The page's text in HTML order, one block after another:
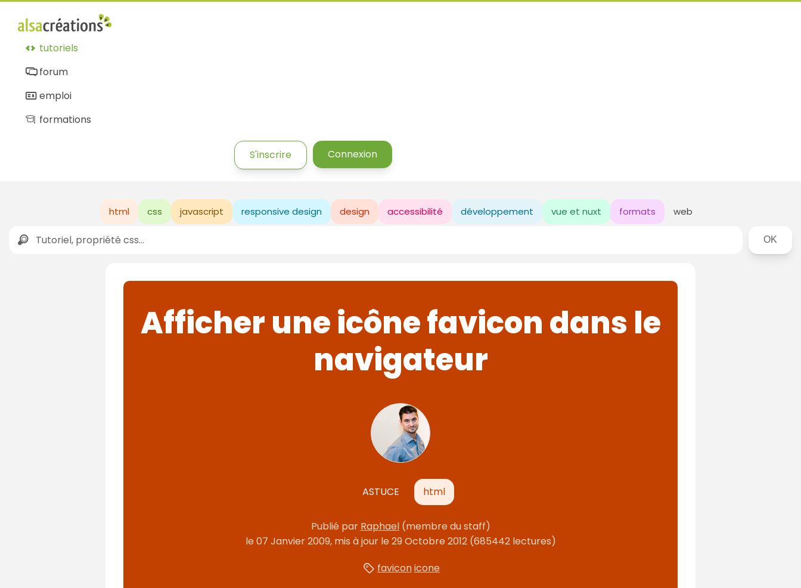
tutoriels
forum
emploi
formations
S'inscrire Connexion
html css javascript responsive design design accessibilité développement vue et nuxt formats web
Rechercher
Afficher une icône favicon dans le
navigateur
ASTUCE html
Publié par Raphael (membre du staff)
le07 Janvier 2009, mis à jour le29 Octobre 2012(685442 lectures)
faviconicone